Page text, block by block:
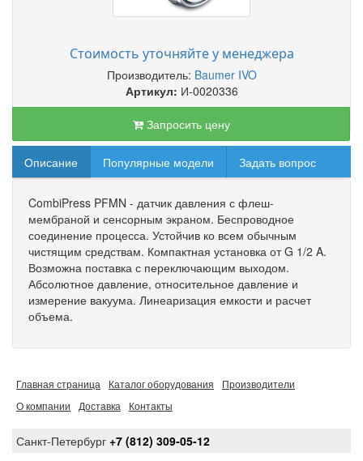
Стоимость уточняйте у менеджера
Производитель: Baumer IVO
Артикул: И-0020336
Запросить цену
Описание Популярные модели Задать вопрос
CombiPress PFMN - датчик давления с флеш-
мембраной и сенсорным экраном. Беспроводное
соединение процесса. Устойчив ко всем обычным
чистящим средствам. Компактная установка от G 1/2 A.
Возможна поставка с переключающим выходом.
Абсолютное давление, относительное давление и
измерение вакуума. Линеаризация емкости и расчет
объема.
Главная страница Каталог оборудования
Производители
О компании
Доставка Контакты
Санкт-Петербург +7 (812) 309-05-12